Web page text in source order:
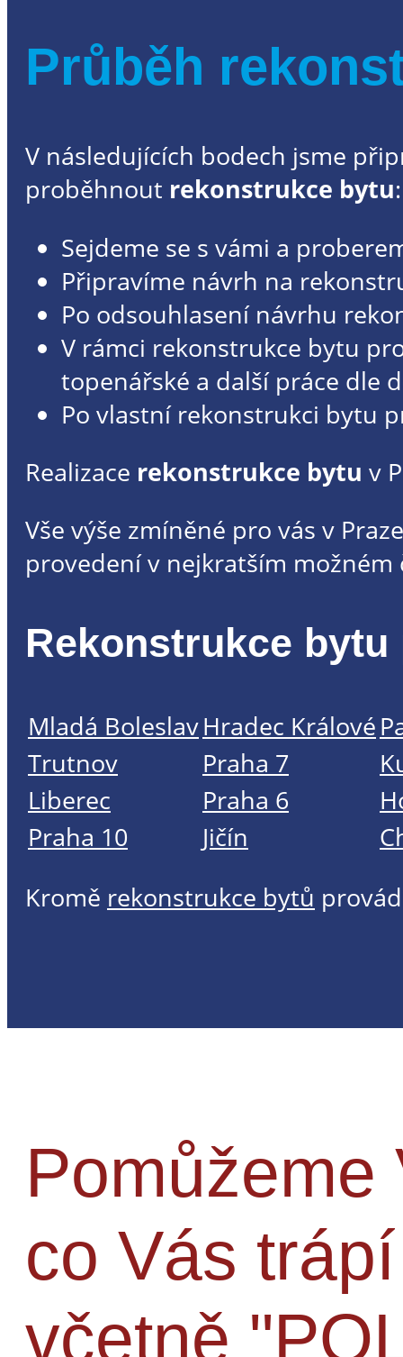
Průběh
V následujících bodech jsme
proběhnout rekonstrukce bytu:
Sejdeme se s vámi a
Připravíme návrh na
Po odsouhlasení návrhu
V rámci rekonstrukce bytu
topenářské a další práce dle
Po vlastní rekonstrukci bytu
Realizace rekonstrukce bytu v
Vše výše zmíněné pro vás v
provedení v nejkratším
Rekonstrukce
Mladá BoleslavHradec Králové
Trutnov
Praha 7
Liberec
Praha 6
Praha 10
Jičín
Kromě rekonstrukce bytů
co Vás
včetně